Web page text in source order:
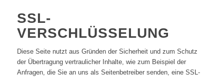
SSL-
VERSCHLÜSSELUNG
Diese Seite nutzt aus Gründen der Sicherheit und zum Schutz
der Übertragung vertraulicher Inhalte, wie zum Beispiel der
Anfragen, die Sie an uns als Seitenbetreiber senden, eine SSL-